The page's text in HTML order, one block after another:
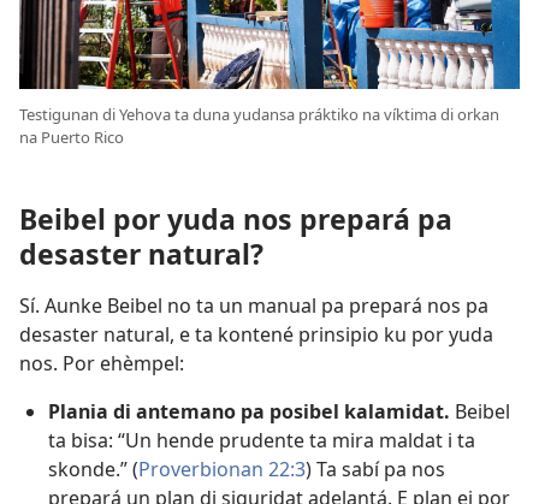
Testigunan di Yehova ta duna yudansa práktiko na víktima di orkan
na Puerto Rico
Beibel por yuda nos prepará pa
desaster natural?
Sí. Aunke Beibel no ta un manual pa prepará nos pa
desaster natural, e ta kontené prinsipio ku por yuda
nos. Por ehèmpel:
Plania di antemano pa posibel kalamidat. Beibel
ta bisa: “Un hende prudente ta mira maldat i ta
skonde.” (Proverbionan 22:3) Ta sabí pa nos
prepará un plan di siguridat adelantá. E plan ei por